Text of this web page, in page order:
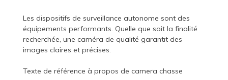
Les dispositifs de surveillance autonome sont des
équipements performants. Quelle que soit la finalité
recherchée, une caméra de qualité garantit des
images claires et précises.
Texte de référence à propos de camera chasse